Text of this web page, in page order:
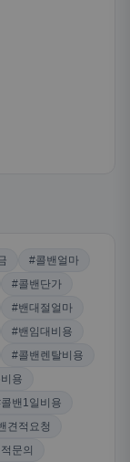
#콜밴얼마
#콜밴단가
#밴대절얼마
#밴임대비용
#콜밴렌탈비용
용
밴1일비용
견적요청
문의